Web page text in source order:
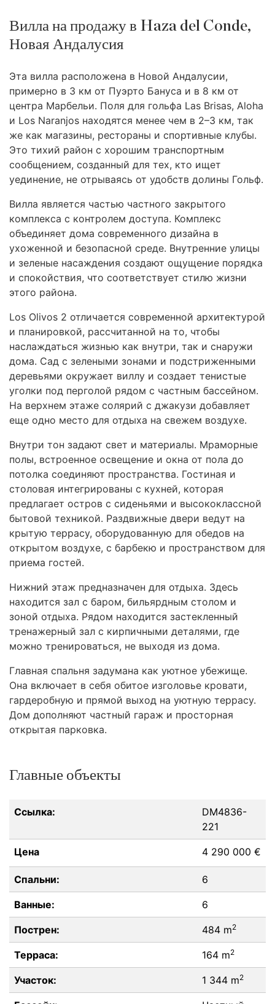
Вилла на продажу в Haza del Conde,
Новая Андалусия
Эта вилла расположена в Новой Андалусии,
примерно в 3 км от Пуэрто Бануса и в 8 км от
центра Марбельи. Поля для гольфа Las Brisas, Aloha
и Los Naranjos находятся менее чем в 2–3 км, так
же как магазины, рестораны и спортивные клубы.
Это тихий район с хорошим транспортным
сообщением, созданный для тех, кто ищет
уединение, не отрываясь от удобств долины Гольф.
Вилла является частью частного закрытого
комплекса с контролем доступа. Комплекс
объединяет дома современного дизайна в
ухоженной и безопасной среде. Внутренние улицы
и зеленые насаждения создают ощущение порядка
и спокойствия, что соответствует стилю жизни
этого района.
Los Olivos 2 отличается современной архитектурой
и планировкой, рассчитанной на то, чтобы
наслаждаться жизнью как внутри, так и снаружи
дома. Сад с зелеными зонами и подстриженными
деревьями окружает виллу и создает тенистые
уголки под перголой рядом с частным бассейном.
На верхнем этаже солярий с джакузи добавляет
еще одно место для отдыха на свежем воздухе.
Внутри тон задают свет и материалы. Мраморные
полы, встроенное освещение и окна от пола до
потолка соединяют пространства. Гостиная и
столовая интегрированы с кухней, которая
предлагает остров с сиденьями и высококлассной
бытовой техникой. Раздвижные двери ведут на
крытую террасу, оборудованную для обедов на
открытом воздухе, с барбекю и пространством для
приема гостей.
Нижний этаж предназначен для отдыха. Здесь
находится зал с баром, бильярдным столом и
зоной отдыха. Рядом находится застекленный
тренажерный зал с кирпичными деталями, где
можно тренироваться, не выходя из дома.
Главная спальня задумана как уютное убежище.
Она включает в себя обитое изголовье кровати,
гардеробную и прямой выход на уютную террасу.
Дом дополняют частный гараж и просторная
открытая парковка.
Главные объекты
Ссылка:
DM4836-
221
Цена 4 290 000 €
Спальни: 6
Ванные: 6
Пострен: 484 m2
Терраса: 164 m2
Участок: 1 344 m2